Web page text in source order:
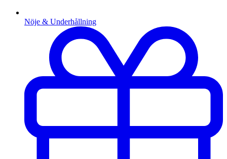
Nöje & Underhållning